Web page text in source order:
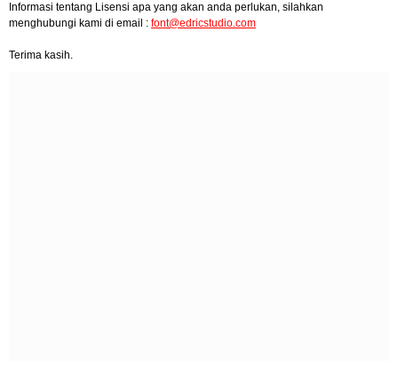
Informasi tentang Lisensi apa yang akan anda perlukan, silahkan
menghubungi kami di email : font@edricstudio.com
Terima kasih.